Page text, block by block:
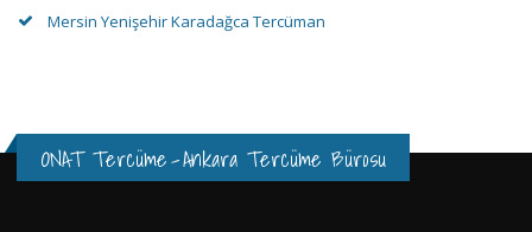
Mersin Yenişehir Karadağca Tercüman
ONAT Tercüme-Ankara Tercüme Bürosu